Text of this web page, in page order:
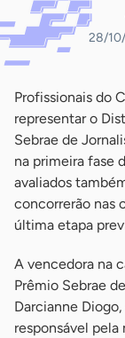
28/
Profissionais do
representar o
Sebrae de
na primeira fase
avaliados
concorrerão nas
última etapa
A vencedora na
Prêmio Sebrae
Darcianne
responsável pela